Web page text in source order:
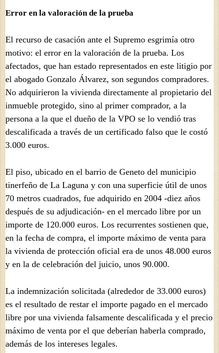
Error en la valoración de la prueba
El recurso de casación ante el Supremo esgrimía otro
motivo: el error en la valoración de la prueba. Los
afectados, que han estado representados en este litigio por
el abogado Gonzalo Álvarez, son segundos compradores.
No adquirieron la vivienda directamente al propietario del
inmueble protegido, sino al primer comprador, a la
persona a la que el dueño de la VPO se lo vendió tras
descalificada a través de un certificado falso que le costó
3.000 euros.
El piso, ubicado en el barrio de Geneto del municipio
tinerfeño de La Laguna y con una superficie útil de unos
70 metros cuadrados, fue adquirido en 2004 -diez años
después de su adjudicación- en el mercado libre por un
importe de 120.000 euros. Los recurrentes sostienen que,
en la fecha de compra, el importe máximo de venta para
la vivienda de protección oficial era de unos 48.000 euros
y en la de celebración del juicio, unos 90.000.
La indemnización solicitada (alrededor de 33.000 euros)
es el resultado de restar el importe pagado en el mercado
libre por una vivienda falsamente descalificada y el precio
máximo de venta por el que deberían haberla comprado,
además de los intereses legales.